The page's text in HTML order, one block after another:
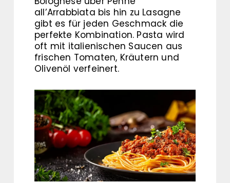
all’Arrabbiata bis hin zu Lasagne
gibt es für jeden Geschmack die
perfekte Kombination. Pasta wird
oft mit italienischen Saucen aus
frischen Tomaten, Kräutern und
Olivenöl verfeinert.